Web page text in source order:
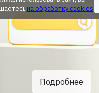
Подробнее
на обработку cookies